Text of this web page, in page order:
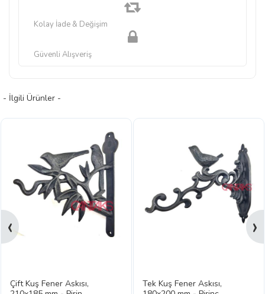
Kolay İade & Değişim
Güvenli Alışveriş
- İlgili Ürünler -
Çift Kuş Fener Askısı,
Tek Kuş Fener Askısı,
‹ ›